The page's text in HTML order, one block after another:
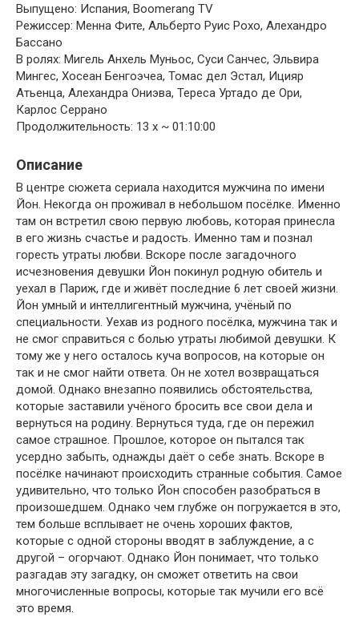
Выпущено: Испания, Boomerang TV
Режиссер: Менна Фите, Альберто Руис Рохо, Алехандро
Бассано
В ролях: Мигель Анхель Муньос, Суси Санчес, Эльвира
Мингес, Хосеан Бенгоэчеа, Томас дел Эстал, Ицияр
Атьенца, Алехандра Ониэва, Тереса Уртадо де Ори,
Карлос Серрано
Продолжительность: 13 x ~ 01:10:00
Описание
В центре сюжета сериала находится мужчина по имени
Йон. Некогда он проживал в небольшом посёлке. Именно
там он встретил свою первую любовь, которая принесла
в его жизнь счастье и радость. Именно там и познал
горесть утраты любви. Вскоре после загадочного
исчезновения девушки Йон покинул родную обитель и
уехал в Париж, где и живёт последние 6 лет своей жизни.
Йон умный и интеллигентный мужчина, учёный по
специальности. Уехав из родного посёлка, мужчина так и
не смог справиться с болью утраты любимой девушки. К
тому же у него осталось куча вопросов, на которые он
так и не смог найти ответа. Он не хотел возвращаться
домой. Однако внезапно появились обстоятельства,
которые заставили учёного бросить все свои дела и
вернуться на родину. Вернуться туда, где он пережил
самое страшное. Прошлое, которое он пытался так
усердно забыть, однажды даёт о себе знать. Вскоре в
посёлке начинают происходить странные события. Самое
удивительно, что только Йон способен разобраться в
произошедшем. Однако чем глубже он погружается в это,
тем больше всплывает не очень хороших фактов,
которые с одной стороны вводят в заблуждение, а с
другой – огорчают. Однако Йон понимает, что только
разгадав эту загадку, он сможет ответить на свои
многочисленные вопросы, которые так мучили его всё
это время.